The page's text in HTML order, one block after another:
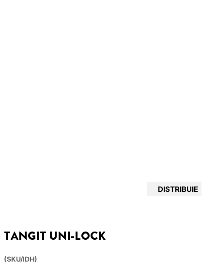
DISTRIBUIE
TANGIT UNI-LOCK
(SKU/IDH)